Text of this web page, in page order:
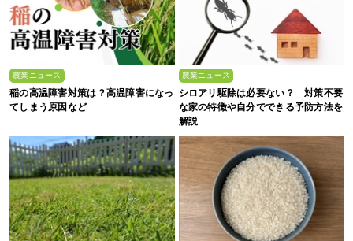
農業ニュース
稲の高温障害対策は？高温障害になっ
てしまう原因など
農業ニュース
シロアリ駆除は必要ない？ 対策不要
な家の特徴や自分でできる予防方法を
解説